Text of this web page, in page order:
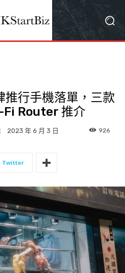
推行手機落單，三款
Fi Router 推介
2023 年 6 月 3 日 926
Twitter